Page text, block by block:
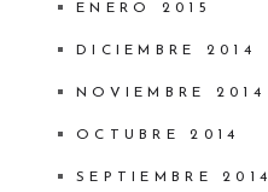
ENERO 2015
DICIEMBRE 2014
NOVIEMBRE 2014
OCTUBRE 2014
SEPTIEMBRE 2014